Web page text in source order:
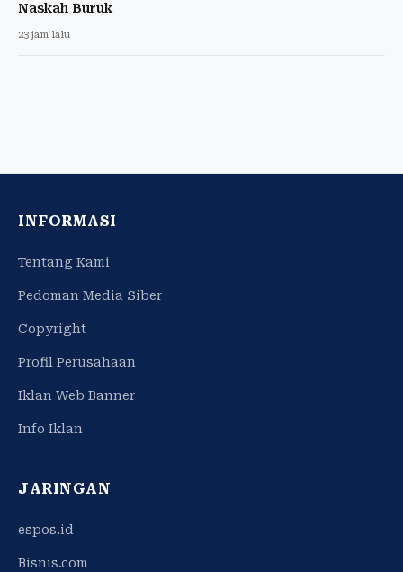
Naskah Buruk
23 jam lalu
INFORMASI
Tentang Kami
Pedoman Media Siber
Copyright
Profil Perusahaan
Iklan Web Banner
Info Iklan
JARINGAN
espos.id
Bisnis.com